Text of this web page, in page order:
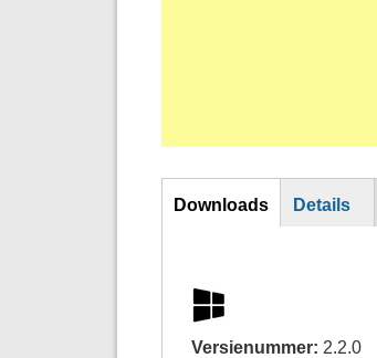
Download
Downloads
Details
Versienummer: 2.2.0